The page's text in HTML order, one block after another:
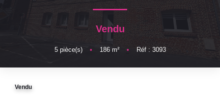
VENDRE
Vendu
5pièce(s) • 186m² • Réf : 3093
Vendu